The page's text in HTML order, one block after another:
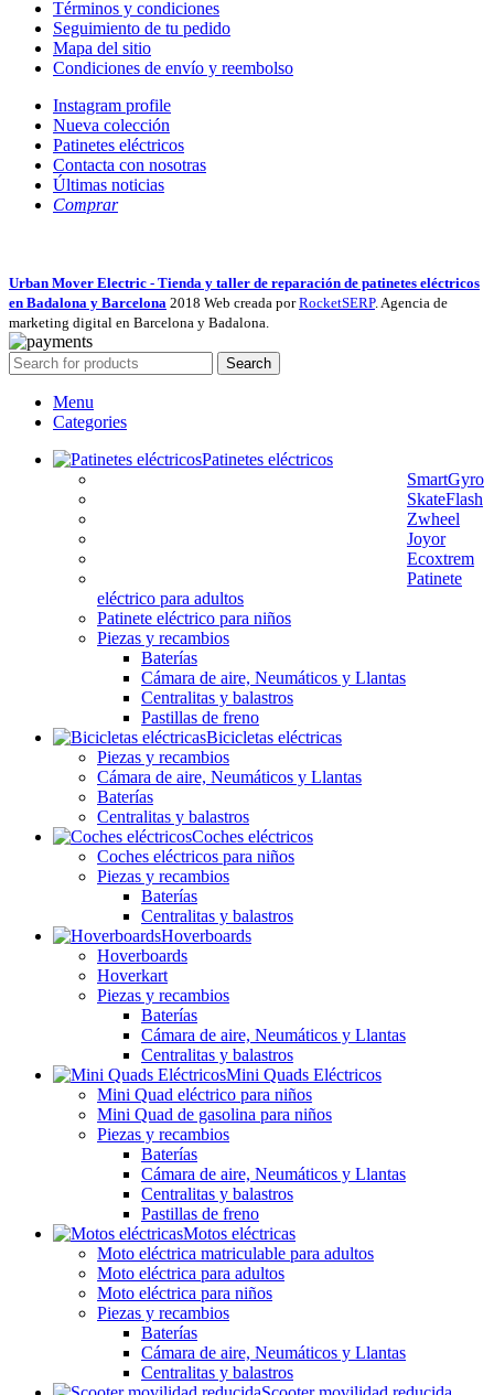
Términos y condiciones
Seguimiento de tu pedido
Mapa del sitio
Condiciones de envío y reembolso
Instagram profile
Nueva colección
Patinetes eléctricos
Contacta con nosotras
Últimas noticias
Comprar
Urban Mover Electric - Tienda y taller de reparación de patinetes eléctricos
en Badalona y Barcelona 2018 Web creada porRocketSERP. Agencia de
marketing digital en Barcelona y Badalona.
Search
Menu
Categories
Patinetes eléctricos
SmartGyro
SkateFlash
Zwheel
Joyor
Ecoxtrem
Patinete
eléctrico para adultos
Patinete eléctrico para niños
Piezas y recambios
Baterías
Cámara de aire, Neumáticos y Llantas
Centralitas y balastros
Pastillas de freno
Bicicletas eléctricas
Piezas y recambios
Cámara de aire, Neumáticos y Llantas
Baterías
Centralitas y balastros
Coches eléctricos
Coches eléctricos para niños
Piezas y recambios
Baterías
Centralitas y balastros
Hoverboards
Hoverboards
Hoverkart
Piezas y recambios
Baterías
Cámara de aire, Neumáticos y Llantas
Centralitas y balastros
Mini Quads Eléctricos
Mini Quad eléctrico para niños
Mini Quad de gasolina para niños
Piezas y recambios
Baterías
Cámara de aire, Neumáticos y Llantas
Centralitas y balastros
Pastillas de freno
Motos eléctricas
Moto eléctrica matriculable para adultos
Moto eléctrica para adultos
Moto eléctrica para niños
Piezas y recambios
Baterías
Cámara de aire, Neumáticos y Llantas
Centralitas y balastros